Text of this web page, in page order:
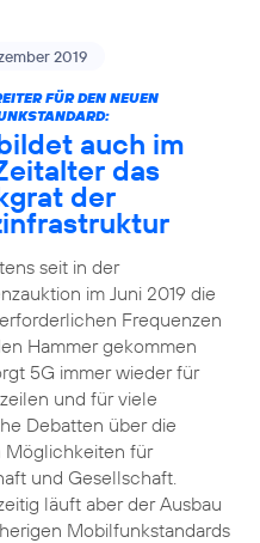
2019
FÜR DEN NEUEN
auch im
das
der
seit in der
im Juni 2019 die
Frequenzen
Hammer gekommen
5G immer wieder für
und für viele
Debatten über die
Möglichkeiten für
und Gesellschaft.
läuft aber der Ausbau
Mobilfunkstandards